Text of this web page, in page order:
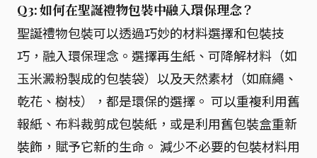
Q3: 如何在聖誕禮物包裝中融入環保理念？
聖誕禮物包裝可以透過巧妙的材料選擇和包裝技
巧，融入環保理念。選擇再生紙、可降解材料（如
玉米澱粉製成的包裝袋）以及天然素材（如麻繩、
乾花、樹枝），都是環保的選擇。 可以重複利用舊
報紙、布料裁剪成包裝紙，或是利用舊包裝盒重新
裝飾，賦予它新的生命。 減少不必要的包裝材料用